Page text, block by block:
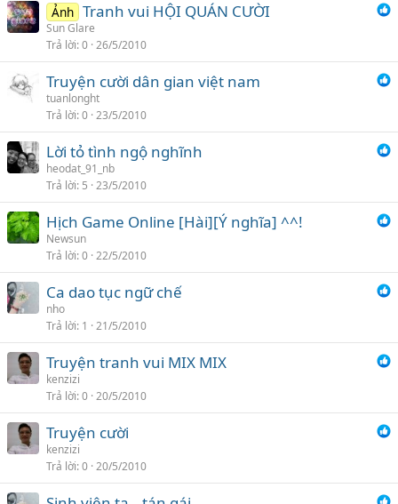
Ảnh Tranh vui HỘI QUÁN CƯỜI
Sun Glare
Trả lời 0 26/5/2010
Truyện cười dân gian việt nam
tuanlonght
Trả lời 0 23/5/2010
Lời tỏ tình ngộ nghĩnh
heodat_91_nb
Trả lời 5 23/5/2010
Hịch Game Online [Hài][Ý nghĩa] ^^!
Newsun
Trả lời 0 22/5/2010
Ca dao tục ngữ chế
nho
Trả lời 1 21/5/2010
Truyện tranh vui MIX MIX
kenzizi
Trả lời 0 20/5/2010
Truyện cười
kenzizi
Trả lời 0 20/5/2010